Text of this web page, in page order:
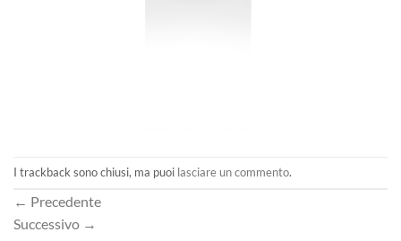
I trackback sono chiusi, ma puoi lasciare un commento.
← Precedente
Successivo →